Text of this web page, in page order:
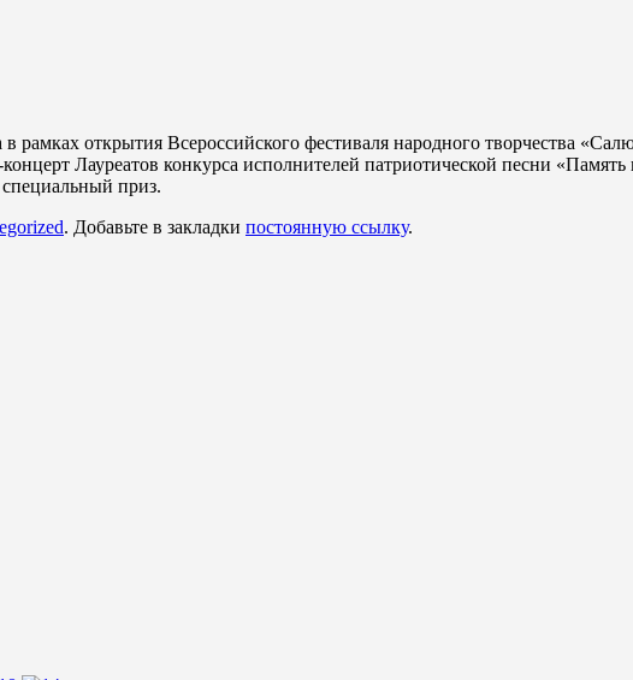
открытия Всероссийского фестиваля народного творчества
Лауреатов конкурса исполнителей патриотической песни
приз.
. Добавьте в закладки постоянную ссылку.